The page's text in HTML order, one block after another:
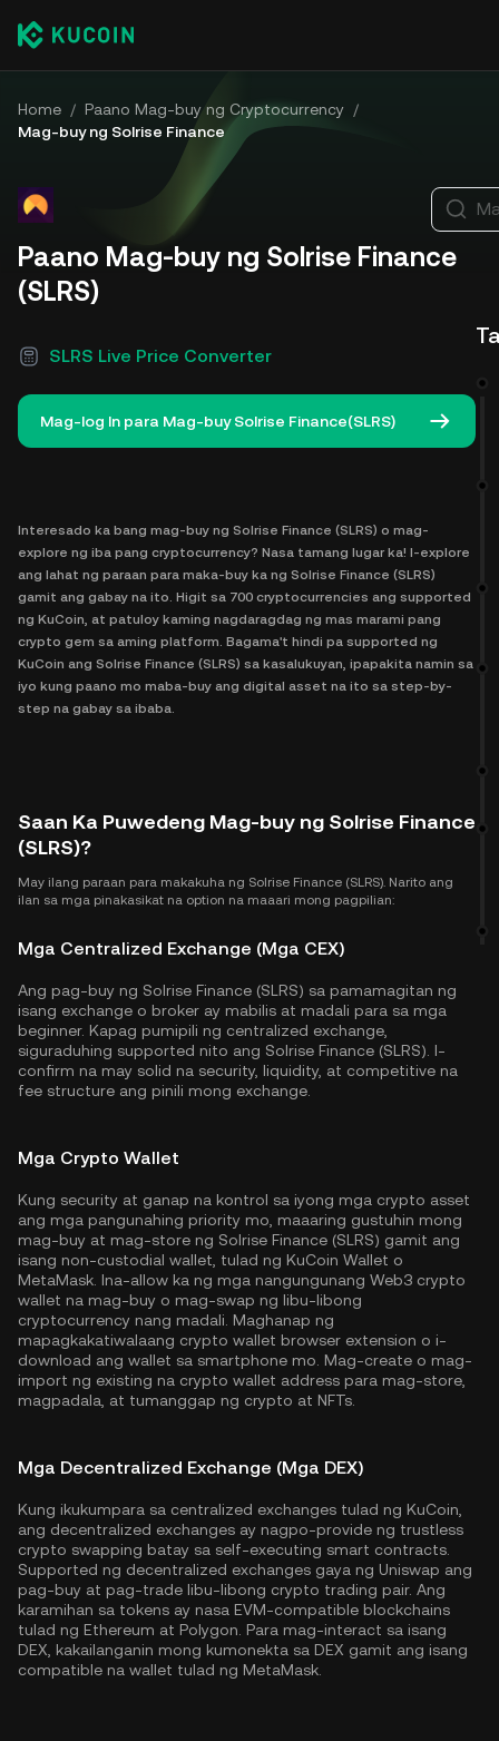
Home / Paano Mag-buy ng Cryptocurrency /
Mag-buy ng Solrise Finance
Paano Mag-buy ng Solrise Finance
(SLRS)
SLRS Live Price Converter
Mag-log In para Mag-buy Solrise Finance(SLRS)
Interesado ka bang mag-buy ng Solrise Finance (SLRS) o mag-
explore ng iba pang cryptocurrency? Nasa tamang lugar ka! I-explore
ang lahat ng paraan para maka-buy ka ng Solrise Finance (SLRS)
gamit ang gabay na ito. Higit sa 700 cryptocurrencies ang supported
ng KuCoin, at patuloy kaming nagdaragdag ng mas marami pang
crypto gem sa aming platform. Bagama't hindi pa supported ng
KuCoin ang Solrise Finance (SLRS) sa kasalukuyan, ipapakita namin sa
iyo kung paano mo maba-buy ang digital asset na ito sa step-by-
step na gabay sa ibaba.
Saan Ka Puwedeng Mag-buy ng Solrise Finance
(SLRS)?
May ilang paraan para makakuha ng Solrise Finance (SLRS). Narito ang
ilan sa mga pinakasikat na option na maaari mong pagpilian:
Mga Centralized Exchange (Mga CEX)
Ang pag-buy ng Solrise Finance (SLRS) sa pamamagitan ng
isang exchange o broker ay mabilis at madali para sa mga
beginner. Kapag pumipili ng centralized exchange,
siguraduhing supported nito ang Solrise Finance (SLRS). I-
confirm na may solid na security, liquidity, at competitive na
fee structure ang pinili mong exchange.
Mga Crypto Wallet
Kung security at ganap na kontrol sa iyong mga crypto asset
ang mga pangunahing priority mo, maaaring gustuhin mong
mag-buy at mag-store ng Solrise Finance (SLRS) gamit ang
isang non-custodial wallet, tulad ng KuCoin Wallet o
MetaMask. Ina-allow ka ng mga nangungunang Web3 crypto
wallet na mag-buy o mag-swap ng libu-libong
cryptocurrency nang madali. Maghanap ng
mapagkakatiwalaang crypto wallet browser extension o i-
download ang wallet sa smartphone mo. Mag-create o mag-
import ng existing na crypto wallet address para mag-store,
magpadala, at tumanggap ng crypto at NFTs.
Mga Decentralized Exchange (Mga DEX)
Kung ikukumpara sa centralized exchanges tulad ng KuCoin,
ang decentralized exchanges ay nagpo-provide ng trustless
crypto swapping batay sa self-executing smart contracts.
Supported ng decentralized exchanges gaya ng Uniswap ang
pag-buy at pag-trade libu-libong crypto trading pair. Ang
karamihan sa tokens ay nasa EVM-compatible blockchains
tulad ng Ethereum at Polygon . Para mag-interact sa isang
DEX, kakailanganin mong kumonekta sa DEX gamit ang isang
compatible na wallet tulad ng MetaMask.